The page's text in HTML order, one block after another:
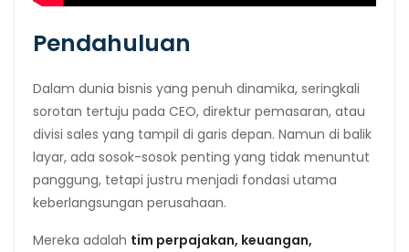
Pendahuluan
Dalam dunia bisnis yang penuh dinamika, seringkali
sorotan tertuju pada CEO, direktur pemasaran, atau
divisi sales yang tampil di garis depan. Namun di balik
layar, ada sosok-sosok penting yang tidak menuntut
panggung, tetapi justru menjadi fondasi utama
keberlangsungan perusahaan.
Mereka adalah tim perpajakan, keuangan,